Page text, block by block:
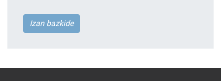
Izan bazkide